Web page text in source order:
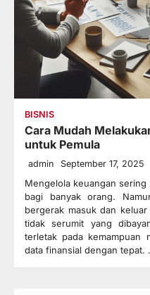
BISNIS
Cara Mudah
untuk Pemula
admin September 17, 2025
Mengelola keuangan
bagi banyak orang.
bergerak masuk dan
tidak serumit yang
terletak pada kemampuan
data finansial dengan tepat.